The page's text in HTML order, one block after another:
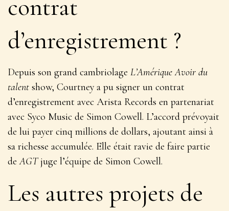
contrat
d’enregistrement ?
Depuis son grand cambriolage L’Amérique Avoir du
talent show, Courtney a pu signer un contrat
d’enregistrement avec Arista Records en partenariat
avec Syco Music de Simon Cowell. L’accord prévoyait
de lui payer cinq millions de dollars, ajoutant ainsi à
sa richesse accumulée. Elle était ravie de faire partie
deAGTjuge l’équipe de Simon Cowell.
Les autres projets de